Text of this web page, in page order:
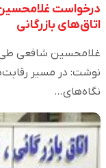
درخواست غلامحسین
اتاق‌های بازرگانی
غلامحسین شافعی
نوشت: در مسیر
نگاه‌های…